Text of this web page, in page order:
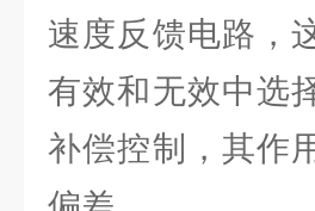
速度反馈电路，
有效和无效中选
补偿控制，其作